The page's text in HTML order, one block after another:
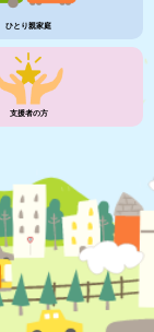
ひとり親家庭
支援者の方